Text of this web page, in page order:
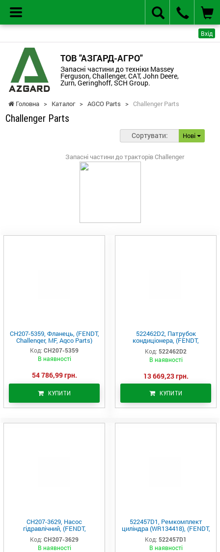
Вхід
ТОВ "АЗГАРД-АГРО"
Запасні частини до техніки Massey
Ferguson, Challenger, CAT, John Deere,
Zurn, Geringhoff, SCH Group.
Головна > Каталог > AGCO Parts > Challenger Parts
Challenger Parts
Сортувати: Нові
Запасні частини до тракторів Challenger
CH207-5359, Фланець, (FENDT,
Challenger, MF, Agco Parts)
Код: CH207-5359
В наявності
54 786,99 грн.
КУПИТИ
522462D2, Патрубок
кондиціонера, (FENDT,
Challenger, MF, Agco Parts)
Код: 522462D2
В наявності
13 669,23 грн.
КУПИТИ
CH207-3629, Насос
гідравлічний, (FENDT,
Challenger, MF, Agco Parts)
Код: CH207-3629
В наявності
522457D1, Ремкомплект
циліндра (WR134418), (FENDT,
Challenger, MF, Agco Parts)
Код: 522457D1
В наявності